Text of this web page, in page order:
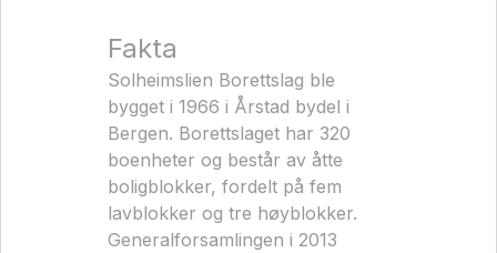
Fakta
Solheimslien Borettslag ble
bygget i 1966 i Årstad bydel i
Bergen. Borettslaget har 320
boenheter og består av åtte
boligblokker, fordelt på fem
lavblokker og tre høyblokker.
Generalforsamlingen i 2013